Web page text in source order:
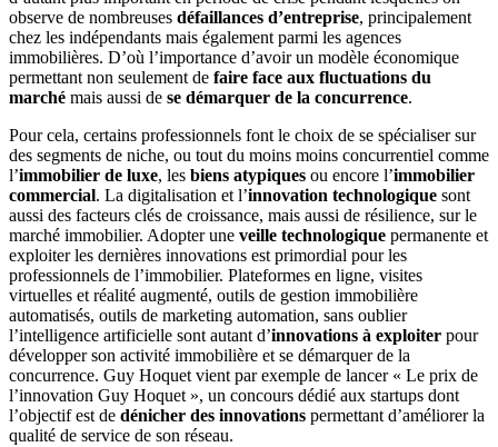
observe de nombreuses défaillances d’entreprise, principalement
chez les indépendants mais également parmi les agences
immobilières. D’où l’importance d’avoir un modèle économique
permettant non seulement de faire face aux fluctuations du
marché mais aussi de se démarquer de la concurrence.
Pour cela, certains professionnels font le choix de se spécialiser sur
des segments de niche, ou tout du moins moins concurrentiel comme
l’immobilier de luxe, les biens atypiques ou encore l’immobilier
commercial. La digitalisation et l’innovation technologique sont
aussi des facteurs clés de croissance, mais aussi de résilience, sur le
marché immobilier. Adopter une veille technologique permanente et
exploiter les dernières innovations est primordial pour les
professionnels de l’immobilier. Plateformes en ligne, visites
virtuelles et réalité augmenté, outils de gestion immobilière
automatisés, outils de marketing automation, sans oublier
l’intelligence artificielle sont autant d’innovations à exploiter pour
développer son activité immobilière et se démarquer de la
concurrence. Guy Hoquet vient par exemple de lancer « Le prix de
l’innovation Guy Hoquet », un concours dédié aux startups dont
l’objectif est de dénicher des innovations permettant d’améliorer la
qualité de service de son réseau.